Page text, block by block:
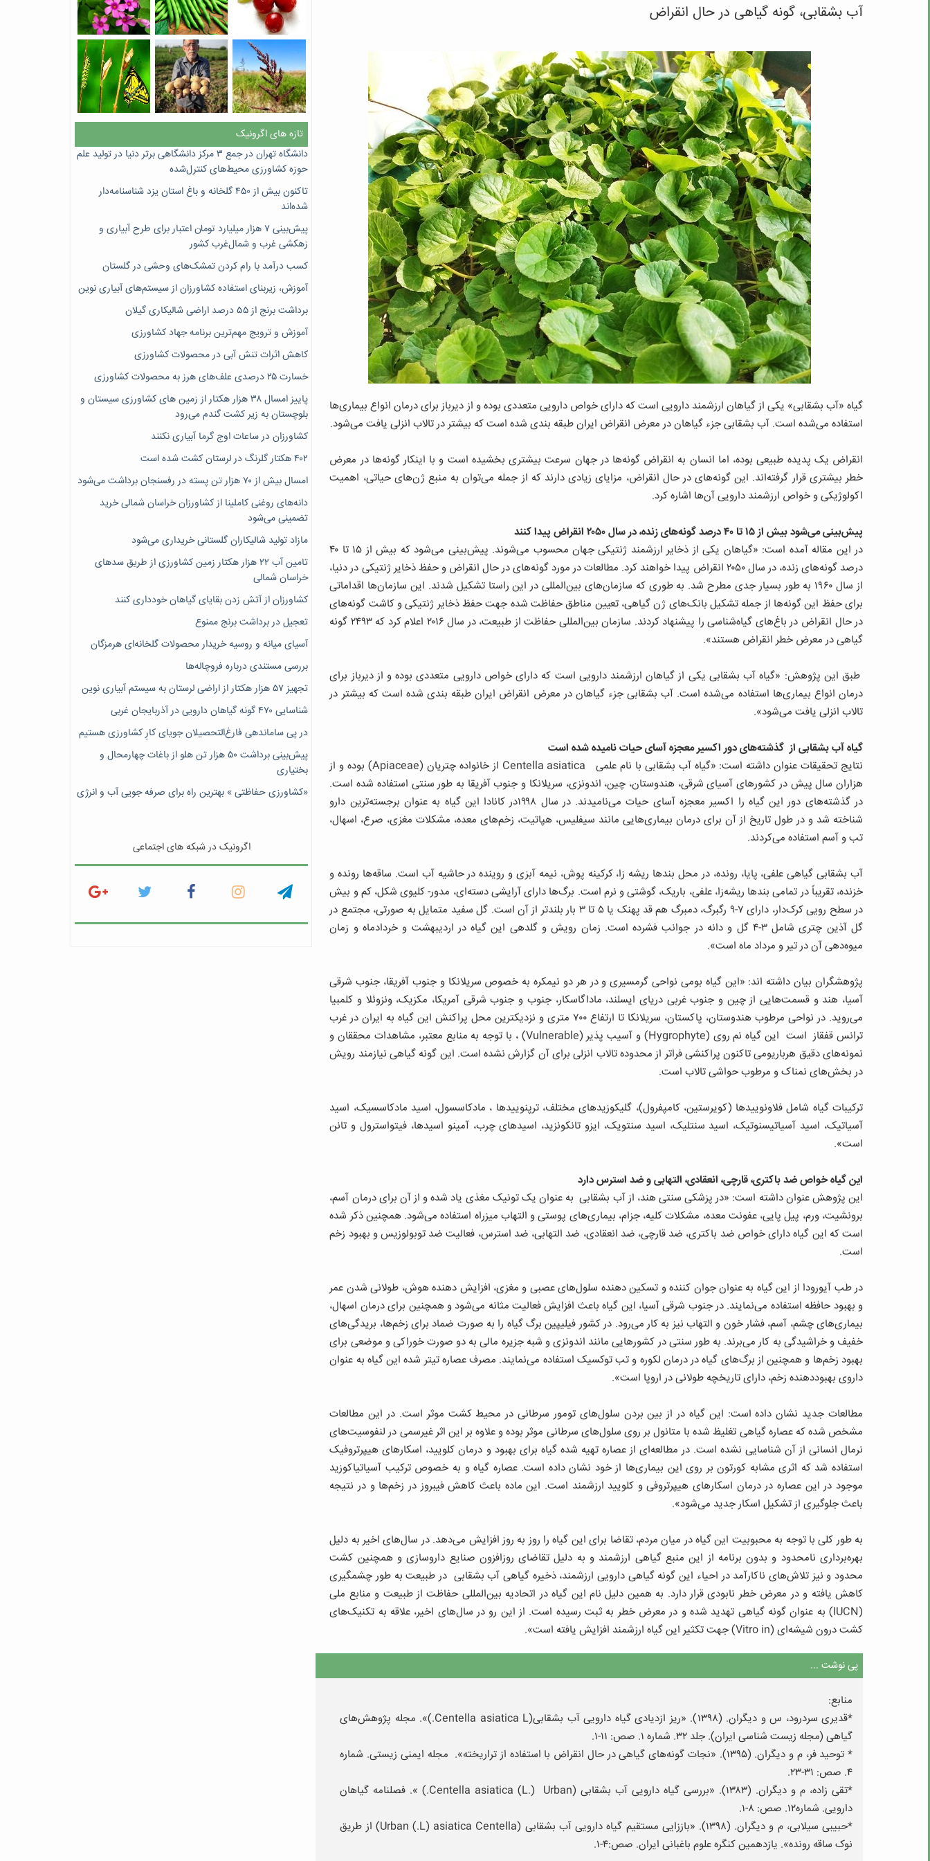
آب بشقابی، گونه گیاهی در حال انقراض
گیاه «آب بشقابی» یکی از گیاهان ارزشمند دارویی است که دارای خواص دارویی متعددی بوده و از دیرباز برای درمان انواع بیماری‌ها
استفاده می‌شده است. آب بشقابی جزء گیاهان در معرض انقراض ایران طبقه بندی شده است که بیشتر در تالاب انزلی یافت می‌شود.
انقراض یک پدیده طبیعی بوده، اما انسان به انقراض گونه‌ها در جهان سرعت بیشتری بخشیده است و با اینکار گونه‌ها در معرض
خطر بیشتری قرار گرفته‌اند. این گونه‌های در حال انقراض، مزایای زیادی دارند که از جمله می‌توان به منبع ژن‌های حیاتی، اهمیت
اکولوژیکی و خواص ارزشمند دارویی آن‌ها اشاره کرد.
پیش‌بینی می‌شود بیش از ۱۵ تا ۴۰ درصد گونه‌های زنده، در سال ۲۰۵۰ انقراض پیدا کنند
در این مقاله آمده است: «گیاهان یکی از ذخایر ارزشمند ژنتیکی جهان محسوب می‌شوند. پیش‌بینی می‌شود که بیش از ۱۵ تا ۴۰
درصد گونه‌های زنده، در سال ۲۰۵۰ انقراض پیدا خواهند کرد. مطالعات در مورد گونه‌های در حال انقراض و حفظ ذخایر ژنتیکی در دنیا،
از سال ۱۹۶۰ به طور بسیار جدی مطرح شد. به طوری که سازمان‌های بین‌المللی در این راستا تشکیل شدند. این سازمان‌ها اقداماتی
برای حفظ این گونه‌ها از جمله تشکیل بانک‌های ژن گیاهی، تعیین مناطق حفاظت شده جهت حفظ ذخایر ژنتیکی و کاشت گونه‌های
در حال انقراض در باغ‌های گیاه‌شناسی را پیشنهاد کردند. سازمان بین‌المللی حفاظت از طبیعت، در سال ۲۰۱۶ اعلام کرد که ۲۴۹۳ گونه
گیاهی در معرض خطر انقراض هستند».
طبق این پژوهش: «گیاه آب بشقابی یکی از گیاهان ارزشمند دارویی است که دارای خواص دارویی متعددی بوده و از دیرباز برای
درمان انواع بیماری‌ها استفاده می‌شده است. آب بشقابی جزء گیاهان در معرض انقراض ایران طبقه بندی شده است که بیشتر در
تالاب انزلی یافت می‌شود».
گیاه آب بشقابی از گذشته‌های دور اکسیر معجزه آسای حیات نامیده شده است
نتایج تحقیقات عنوان داشته است: «گیاه آب بشقابی با نام علمی Centella asiatica از خانواده چتریان (Apiaceae) بوده و از
هزاران سال پیش در کشورهای آسیای شرقی، هندوستان، چین، اندونزی، سریلانکا و جنوب آفریقا به طور سنتی استفاده شده است.
در گذشته‌های دور این گیاه را اکسیر معجزه آسای حیات می‌نامیدند. در سال ۱۹۹۸در کانادا این گیاه به عنوان برجسته‌ترین دارو
شناخته شد و در طول تاریخ از آن برای درمان بیماری‌هایی مانند سیفلیس، هپاتیت، زخم‌های معده، مشکلات مغزی، صرع، اسهال،
تب و آسم استفاده می‌کردند.
آب بشقابی گیاهی علفی، پایا، رونده، در محل بندها ریشه زا، کرکینه پوش، نیمه آبزی و روینده در حاشیه آب است. ساقه‌ها رونده و
خزنده، تقریباً در تمامی بندها ریشه‌زا، علفی، باریک، گوشتی و نرم است. برگ‌ها دارای آرایشی دسته‌ای، مدور- کلیوی شکل، کم و بیش
در سطح رویی کرک‌دار، دارای ۷-۹ رگبرگ، دمبرگ هم قد پهنک یا ۵ تا ۳ بار بلندتر از آن است. گل سفید متمایل به صورتی، مجتمع در
گل آذین چتری شامل ۳-۴ گل و دانه در جوانب فشرده است. زمان رویش و گلدهی این گیاه در اردیبهشت و خردادماه و زمان
میوه‌دهی آن در تیر و مرداد ماه است».
پژوهشگران بیان داشته اند: «این گیاه بومی نواحی گرمسیری و در هر دو نیمکره به خصوص سریلانکا و جنوب آفریقا، جنوب شرقی
آسیا، هند و قسمت‌هایی از چین و جنوب غربی دریای ایسلند، ماداگاسکار، جنوب و جنوب شرقی آمریکا، مکزیک، ونزوئلا و کلمبیا
می‌روید. در نواحی مرطوب هندوستان، پاکستان، سریلانکا تا ارتفاع ۷۰۰ متری و نزدیکترین محل پراکنش این گیاه به ایران در غرب
ترانس قفقاز است این گیاه نم روی (Hygrophyte) و آسیب پذیر (Vulnerable) ، با توجه به منابع معتبر، مشاهدات محققان و
نمونه‌های دقیق هرباریومی تاکنون پراکنشی فراتر از محدوده تالاب انزلی برای آن گزارش نشده است. این گونه گیاهی نیازمند رویش
در بخش‌های نمناک و مرطوب حواشی تالاب است.
ترکیبات گیاه شامل فلاونوییدها (کویرستین، کامپفرول)، گلیکوزیدهای مختلف، ترپنوییدها ، مادکاسسول، اسید مادکاسسیک، اسید
آسیاتیک، اسید آسیاتیسنوتیک، اسید سنتلیک، اسید سنتویک، ایزو تانکونزید، اسیدهای چرب، آمینو اسیدها، فیتواسترول و تانن
است».
این گیاه خواص ضد باکتری، قارچی، انعقادی، التهابی و ضد استرس دارد
این پژوهش عنوان داشته است: «در پزشکی سنتی هند، از آب بشقابی به عنوان یک تونیک مغذی یاد شده و از آن برای درمان آسم،
برونشیت، ورم، پیل پایی، عفونت معده، مشکلات کلیه، جزام، بیماری‌های پوستی و التهاب میزراه استفاده می‌شود. همچنین ذکر شده
است که این گیاه دارای خواص ضد باکتری، ضد قارچی، ضد انعقادی، ضد التهابی، ضد استرس، فعالیت ضد توبولوزیس و بهبود زخم
است.
در طب آیورودا از این گیاه به عنوان جوان کننده و تسکین دهنده سلول‌های عصبی و مغزی، افزایش دهنده هوش، طولانی شدن عمر
و بهبود حافظه استفاده می‌نمایند. در جنوب شرقی آسیا، این گیاه باعث افزایش فعالیت مثانه می‌شود و همچنین برای درمان اسهال،
بیماری‌های چشم، آسم، فشار خون و التهاب نیز به کار می‌رود. در کشور فیلیپین برگ گیاه را به صورت ضماد برای زخم‌ها، بریدگی‌های
خفیف و خراشیدگی به کار می‌برند. به طور سنتی در کشورهایی مانند اندونزی و شبه جزیره مالی به دو صورت خوراکی و موضعی برای
بهبود زخم‌ها و همچنین از برگ‌های گیاه در درمان لکوره و تب توکسیک استفاده می‌نمایند. مصرف عصاره تیتر شده این گیاه به عنوان
داروی بهبوددهنده زخم، دارای تاریخچه طولانی در اروپا است».
مطالعات جدید نشان داده است: این گیاه در از بین بردن سلول‌های تومور سرطانی در محیط کشت موثر است. در این مطالعات
مشخص شده که عصاره گیاهی تغلیظ شده با متانول بر روی سلول‌های سرطانی موثر بوده و علاوه بر این اثر غیرسمی در لنفوسیت‌های
نرمال انسانی از آن شناسایی نشده است. در مطالعه‌ای از عصاره تهیه شده گیاه برای بهبود و درمان کلویید، اسکارهای هیپرتروفیک
استفاده شد که اثری مشابه کورتون بر روی این بیماری‌ها از خود نشان داده است. عصاره گیاه و به خصوص ترکیب آسیاتیاکوزید
موجود در این عصاره در درمان اسکارهای هیپرتروفی و کلویید ارزشمند است. این ماده باعث کاهش فیبروز در زخم‌ها و در نتیجه
باعث جلوگیری از تشکیل اسکار جدید می‌شود».
به طور کلی با توجه به محبوبیت این گیاه در میان مردم، تقاضا برای این گیاه را روز به روز افزایش می‌دهد. در سال‌های اخیر به دلیل
بهره‌برداری نامحدود و بدون برنامه از این منبع گیاهی ارزشمند و به دلیل تقاضای روزافزون صنایع داروسازی و همچنین کشت
محدود و نیز تلاش‌های ناکارآمد در احیاء این گونه گیاهی دارویی ارزشمند، ذخیره گیاهی آب بشقابی در طبیعت به طور چشمگیری
کاهش یافته و در معرض خطر نابودی قرار دارد. به همین دلیل نام این گیاه در اتحادیه بین‌المللی حفاظت از طبیعت و منابع ملی
(IUCN) به عنوان گونه گیاهی تهدید شده و در معرض خطر به ثبت رسیده است. از این رو در سال‌های اخیر، علاقه به تکنیک‌های
کشت درون شیشه‌ای (Vitro in) جهت تکثیر این گیاه ارزشمند افزایش یافته است».
پی نوشت ...
منابع:
*قدیری سردرود، س و دیگران. (۱۳۹۸). «ریز ازدیادی گیاه دارویی آب بشقابی(Centella asiatica L.)». مجله پژوهش‌های
گیاهی (مجله زیست شناسی ایران). جلد ۳۲. شماره ۱. صص: ۱۱-۱.
* توحید فر، م و دیگران. (۱۳۹۵). «نجات گونه‌های گیاهی در حال انقراض با استفاده از تراریخته». مجله ایمنی زیستی. شماره
۴. صص: ۳۱-۲۳.
*تقی زاده، م و دیگران. (۱۳۸۳). «بررسی گیاه دارویی آب بشقابی (Centella asiatica (L.) Urban.) ». فصلنامه گیاهان
دارویی. شماره۱۲. صص: ۸-۱.
*حبیبی سیلابی، م و دیگران. (۱۳۹۸). «باززایی مستقیم گیاه دارویی آب بشقابی (Urban (.L) asiatica Centella) از طریق
نوک ساقه رونده». یازدهمین کنگره علوم باغبانی ایران. صص:۴-۱.
تازه های اگرونیک
دانشگاه تهران در جمع ۳ مرکز دانشگاهی برتر دنیا در تولید علم
حوزه کشاورزی محیط‌های کنترل‌شده
تاکنون بیش از ۴۵۰ گلخانه و باغ استان یزد شناسنامه‌دار
شده‌اند
پیش‌بینی ۷‌ هزار میلیارد تومان اعتبار برای طرح آبیاری و
زهکشی غرب و شمال‌غرب کشور
کسب درآمد با رام کردن تمشک‌های وحشی در گلستان
آموزش، زیربنای استفاده کشاورزان از سیستم‌های آبیاری نوین
برداشت برنج از ۵۵ درصد اراضی شالیکاری گیلان
آموزش و ترویج مهم‌ترین برنامه جهاد کشاورزی
کاهش اثرات تنش آبی در محصولات کشاورزی
خسارت ۲۵ درصدی علف‌های هرز به محصولات کشاورزی
پاییز امسال ۳۸ هزار هکتار از زمین های کشاورزی سیستان و
بلوچستان به زیر کشت گندم می‌رود
کشاورزان در ساعات اوج گرما آبیاری نکنند
۴۰۲ هکتار گلرنگ در لرستان کشت شده است
امسال بیش از ۷۰ هزار تن پسته در رفسنجان برداشت می‌شود
دانه‌های روغنی کاملینا از کشاورزان خراسان شمالی خرید
تضمینی می‌شود
مازاد تولید شالیکاران گلستانی خریداری می‌شود
تامین آب ۲۲ هزار هکتار زمین کشاورزی از طریق سدهای
خراسان شمالی
کشاورزان از آتش زدن بقایای گیاهان خودداری کنند
تعجیل در برداشت برنج ممنوع
آسیای میانه و روسیه خریدار محصولات گلخانه‌ای هرمزگان
بررسی مستندی درباره فروچاله‌ها
تجهیز ۵۷ هزار هکتار از اراضی لرستان به سیستم آبیاری نوین
شناسایی ۴۷٠ گونه گیاهان دارویی در آذربایجان غربی
در پی ساماندهی فارغ‌التحصیلان جویای کارِ کشاورزی هستیم
پیش‎‌بینی برداشت ۵۰ هزار تن هلو از باغات چهارمحال و
بختیاری
«کشاورزی حفاظتی » بهترین راه برای صرفه جویی آب و انرژی
اگرونیک در شبکه های اجتماعی